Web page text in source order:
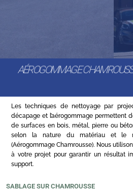
AÉROGOMMAGE
Les techniques de nettoyage par
décapage et l’aérogommage permettent
de surfaces en bois, métal, pierre ou
selon la nature du matériau et le
(Aérogommage Chamrousse). Nous
à votre projet pour garantir un résultat
support.
SABLAGE SUR CHAMROUSSE